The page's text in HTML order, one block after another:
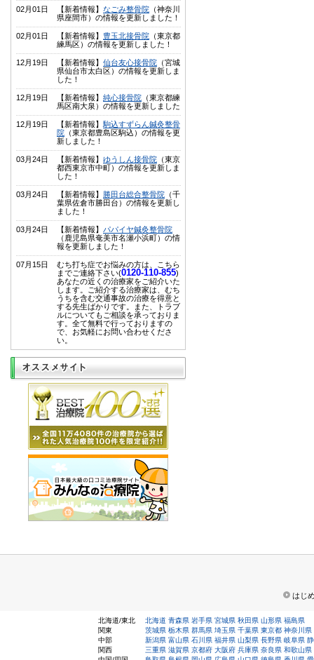
02月01日 【新着情報】 なごみ整骨院 （神奈川
県座間市）の情報を更新しました！
02月01日 【新着情報】 豊玉北接骨院 （東京都
練馬区）の情報を更新しました！
12月19日 【新着情報】 仙台友心接骨院 （宮城
県仙台市太白区）の情報を更新しま
した！
12月19日 【新着情報】 純心接骨院 （東京都練
馬区南大泉）の情報を更新しました
12月19日 【新着情報】 駒込すずらん鍼灸整骨
院 （東京都豊島区駒込）の情報を更
新しました！
03月24日 【新着情報】 ゆうしん接骨院 （東京
都西東京市中町）の情報を更新しま
した！
03月24日 【新着情報】 勝田台総合整骨院 （千
葉県佐倉市勝田台）の情報を更新し
ました！
03月24日 【新着情報】 パパイヤ鍼灸整骨院
（鹿児島県奄美市名瀬小浜町）の情
報を更新しました！
07月15日
むち打ち症でお悩みの方は、こちら
までご連絡下さい(0120-110-855)
あなたの近くの治療家をご紹介いた
します。ご紹介する治療家は、むち
うちを含む交通事故の治療を得意と
する先生ばかりです。また、トラブ
ルについてもご相談を承っておりま
す。全て無料で行っておりますの
で、お気軽にお問い合わせくださ
い。
はじ
北海道/東北 北海道 青森県 岩手県 宮城県 秋田県 山形県 福島県
関東
茨城県 栃木県 群馬県 埼玉県 千葉県 東京都 神奈川県
中部
新潟県 富山県 石川県 福井県 山梨県 長野県 岐阜県
関西
三重県 滋賀県 京都府 大阪府 兵庫県 奈良県 和歌山県